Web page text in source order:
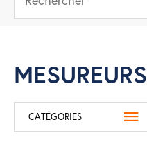
MESUREURS
CATÉGORIES